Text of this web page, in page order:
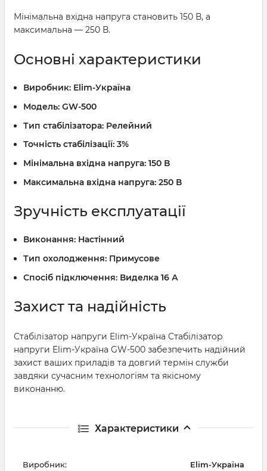
Мінімальна вхідна напруга становить 150 В, а
максимальна — 250 В.
Основні характеристики
Виробник: Elim-Україна
Модель: GW-500
Тип стабілізатора: Релейний
Точність стабілізації: 3%
Мінімальна вхідна напруга: 150 В
Максимальна вхідна напруга: 250 В
Зручність експлуатації
Виконання: Настінний
Тип охолодження: Примусове
Спосіб підключення: Виделка 16 А
Захист та надійність
Стабілізатор напруги Elim-Україна Стабілізатор
напруги Elim-Україна GW-500 забезпечить надійний
захист ваших приладів та довгий термін служби
завдяки сучасним технологіям та якісному
виконанню.
Характеристики
Виробник: Elim-Україна